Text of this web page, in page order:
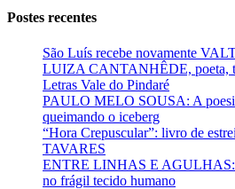
Postes recentes
São Luís recebe novamente
LUIZA CANTANHÊDE, poeta,
Letras Vale do Pindaré
PAULO MELO SOUSA: A
queimando o iceberg
“Hora Crepuscular”: livro de
TAVARES
ENTRE LINHAS E AGULHAS:
no frágil tecido humano